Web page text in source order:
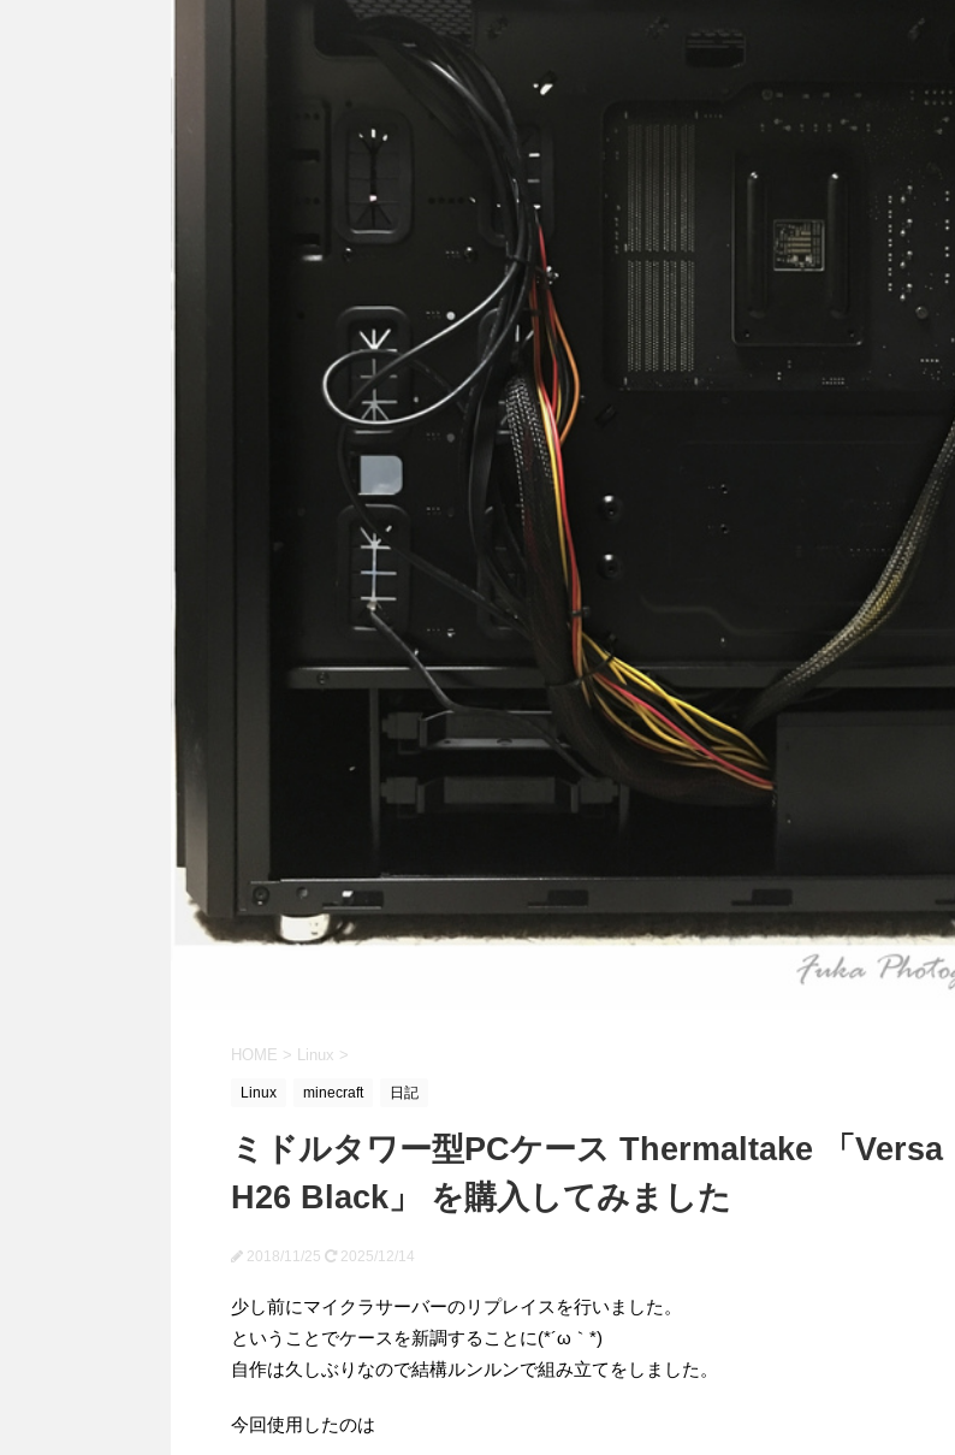
HOME > Linux >
Linux minecraft 日記
ミドルタワー型PCケース Thermaltake 「Versa
H26 Black」 を購入してみました
2018/11/25 2025/12/14
少し前にマイクラサーバーのリプレイスを行いました。
ということでケースを新調することに(*´ω｀*)
自作は久しぶりなので結構ルンルンで組み立てをしました。
今回使用したのは